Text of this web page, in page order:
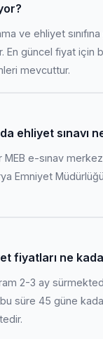
ve ehliyet
En güncel fiyat için
mevcuttur.
ehliyet sınavı
MEB e-sınav
Emniyet
fiyatları ne
2-3 ay
süre 45 güne